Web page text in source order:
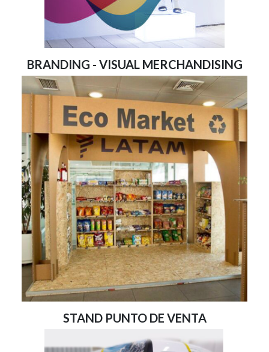
BRANDING - VISUAL MERCHANDISING
STAND PUNTO DE VENTA